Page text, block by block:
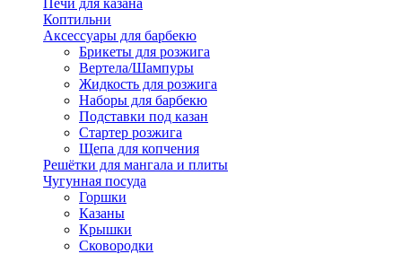
Печи для казана
Коптильни
Аксессуары для барбекю
Брикеты для розжига
Вертела/Шампуры
Жидкость для розжига
Наборы для барбекю
Подставки под казан
Стартер розжига
Щепа для копчения
Решётки для мангала и плиты
Чугунная посуда
Горшки
Казаны
Крышки
Сковородки